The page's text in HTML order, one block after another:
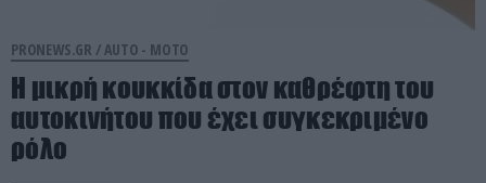
PRONEWS.GR /AUTO - MOTO
Η μικρή κουκκίδα στον καθρέφτη του
αυτοκινήτου που έχει συγκεκριμένο
ρόλο